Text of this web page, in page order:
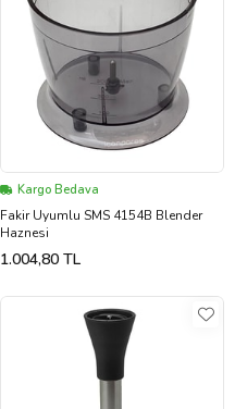
Kargo Bedava
Fakir Uyumlu SMS 4154B Blender
Haznesi
1.004,80 TL